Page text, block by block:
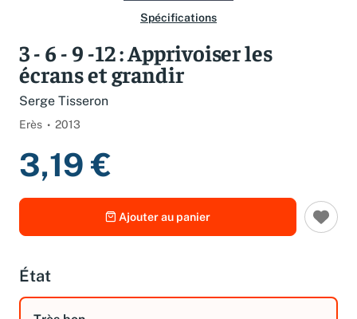
Spécifications
3 - 6 - 9 -12 : Apprivoiser les
écrans et grandir
Serge Tisseron
Erès 2013
3,19 €
Ajouter au panier
État